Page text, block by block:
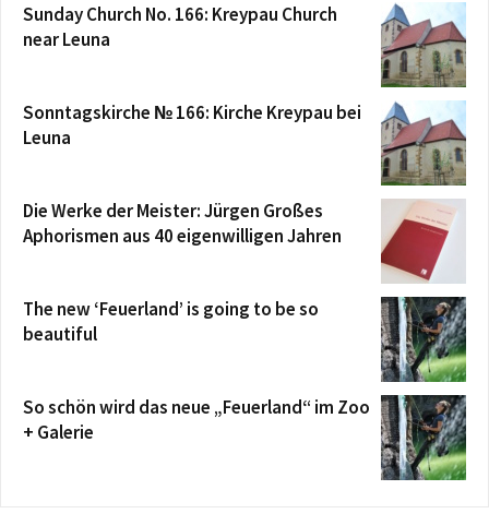
Sunday Church No. 166: Kreypau Church
near Leuna
Sonntagskirche № 166: Kirche Kreypau bei
Leuna
Die Werke der Meister: Jürgen Großes
Aphorismen aus 40 eigenwilligen Jahren
The new ‘Feuerland’ is going to be so
beautiful
So schön wird das neue „Feuerland“ im Zoo
+ Galerie